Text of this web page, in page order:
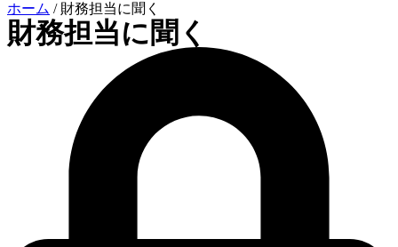
ホーム / 財務担当に聞く
財務担当に聞く